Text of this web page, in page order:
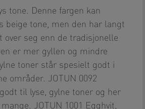
tone. Denne fargen kan
beige tone, men den har langt
over seg enn de tradisjonelle
er mer gyllen og mindre
toner står spesielt godt i
områder. JOTUN 0092
til lyse, gylne toner og her
JOTUN 1001 Egghvit,